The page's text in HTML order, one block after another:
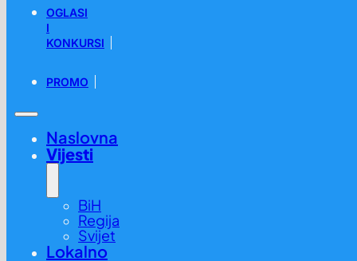
OGLASI
I
KONKURSI
PROMO
Naslovna
Vijesti
BiH
Regija
Svijet
Lokalno